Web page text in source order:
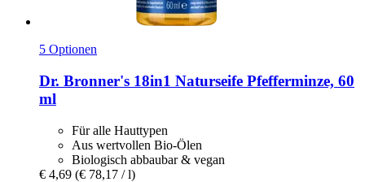
5 Optionen
Dr. Bronner's 18in1 Naturseife Pfefferminze, 60
ml
Für alle Hauttypen
Aus wertvollen Bio-Ölen
Biologisch abbaubar & vegan
€ 4,69 (€ 78,17 / l)